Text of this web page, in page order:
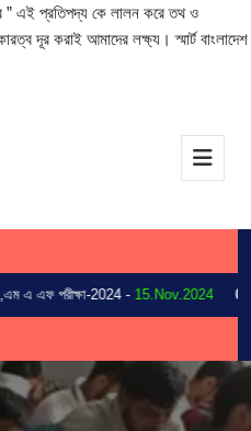
” এই প্রতিপদ্য কে লালন করে তথ ও
দূর করাই আমাদের লক্ষ্য। স্মার্ট বাংলাদেশ
এফ পরীক্ষা-2024 -15.Nov.2024 03.